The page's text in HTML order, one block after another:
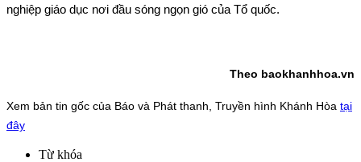
nghiệp giáo dục nơi đầu sóng ngọn gió của Tổ quốc.
Theo baokhanhhoa.vn
Xem bản tin gốc của Báo và Phát thanh, Truyền hình Khánh Hòa tại
đây
Từ khóa